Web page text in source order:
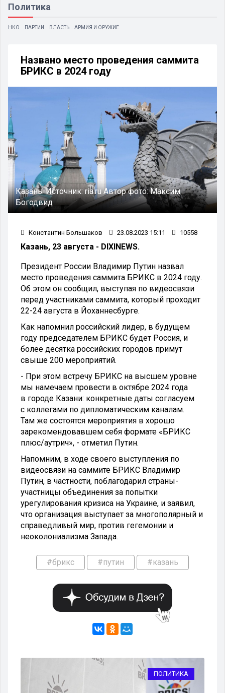
Политика
НКО ПАРТИИ ВЛАСТЬ АРМИЯ И ОРУЖИЕ
Названо место проведения саммита
БРИКС в 2024 году
Казань.Источник:ria.ruАвтор фото:Максим
Богодвид
Константин Большаков 23.08.2023 15:11 10558
Казань, 23 августа - DIXINEWS.
Президент России Владимир Путин назвал
место проведения саммита БРИКС в 2024 году.
Об этом он сообщил, выступая по видеосвязи
перед участниками саммита, который проходит
22-24 августа в Йоханнесбурге.
Как напомнил российский лидер, в будущем
году председателем БРИКС будет Россия, и
более десятка российских городов примут
свыше 200 мероприятий.
- При этом встречу БРИКС на высшем уровне
мы намечаем провести в октябре 2024 года
в городе Казани: конкретные даты согласуем
с коллегами по дипломатическим каналам.
Там же состоятся мероприятия в хорошо
зарекомендовавшем себя формате «БРИКС
плюс/аутрич», - отметил Путин.
Напомним, в ходе своего выступления по
видеосвязи на саммите БРИКС Владимир
Путин, в частности, поблагодарил страны-
участницы объединения за попытки
урегулирования кризиса на Украине, и заявил,
что организация выступает за многополярный и
справедливый мир, против гегемонии и
неоколониализма Запада.
#брикс #путин #казань
ПОЛИТИКА